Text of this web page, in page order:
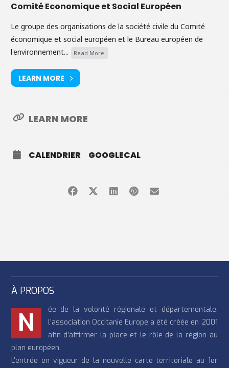
Comité Economique et Social Européen
Le groupe des organisations de la société civile du Comité
économique et social européen et le Bureau européen de
l'environnement...
Read More.
LEARN MORE
LEARN MORE
CALENDRIER GOOGLECAL
À PROPOS
N
ée de la volonté régionale et départementale,
l’association Occitanie Europe a été créée en 2001
afin d’affirmer la place et le rôle de la région au
plan européen.
L’entrée en vigueur de la nouvelle carte territoriale au 1er